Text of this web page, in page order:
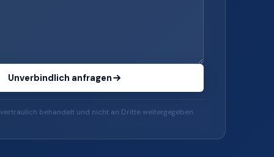
Unverbindlich anfragen
behandelt und nicht an Dritte weitergegeben.